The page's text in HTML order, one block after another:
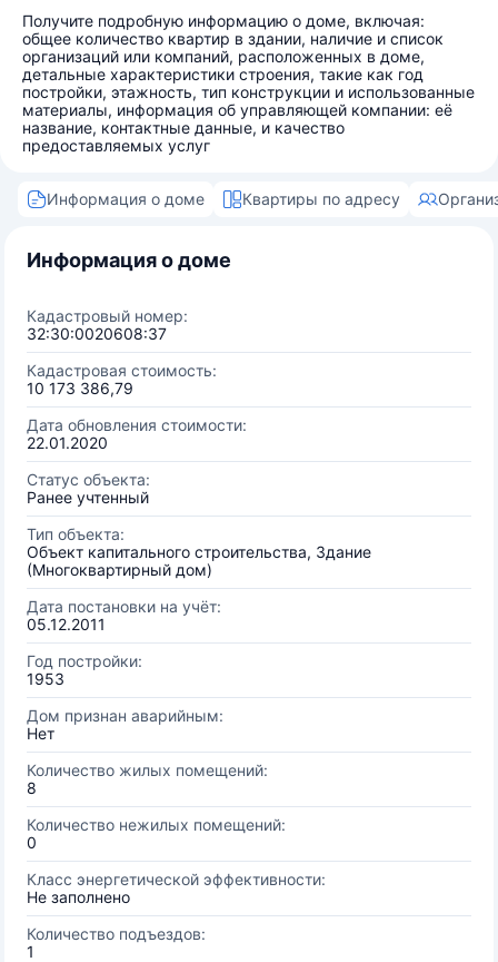
Получите подробную информацию о доме, включая:
общее количество квартир в здании, наличие и список
организаций или компаний, расположенных в доме,
детальные характеристики строения, такие как год
постройки, этажность, тип конструкции и использованные
материалы, информация об управляющей компании: её
название, контактные данные, и качество
предоставляемых услуг
Информация о доме Квартиры по адресу
Информация о доме
Кадастровый номер:
32:30:0020608:37
Кадастровая стоимость:
10 173 386,79
Дата обновления стоимости:
22.01.2020
Статус объекта:
Ранее учтенный
Тип объекта:
Объект капитального строительства, Здание
(Многоквартирный дом)
Дата постановки на учёт:
05.12.2011
Год постройки:
1953
Дом признан аварийным:
Нет
Количество жилых помещений:
8
Количество нежилых помещений:
0
Класс энергетической эффективности:
Не заполнено
Количество подъездов:
1